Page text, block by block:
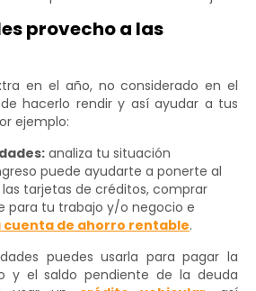
provecho a las
en el año, no considerado en el
hacerlo rendir y así ayudar a tus
ejemplo:
analiza tu situación
puede ayudarte a ponerte al
tarjetas de créditos, comprar
para tu trabajo y/o negocio e
cuenta de ahorro rentable.
puedes usarla para pagar la
y el saldo pendiente de la deuda